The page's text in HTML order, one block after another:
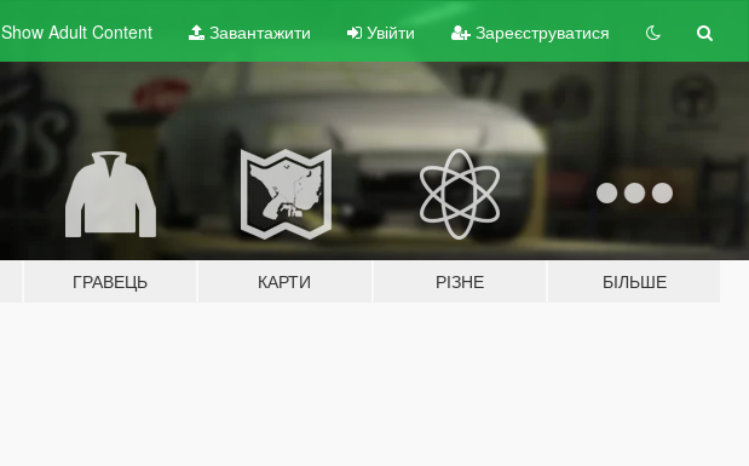
Show Adult Content Завантажити Увійти Зареєструватися
ГРАВЕЦЬ КАРТИ РІЗНЕ БІЛЬШЕ